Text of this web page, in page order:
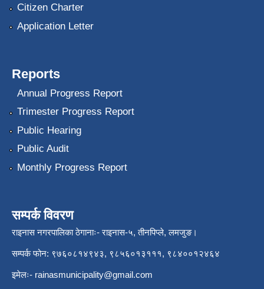
Citizen Charter
Application Letter
Reports
Annual Progress Report
Trimester Progress Report
Public Hearing
Public Audit
Monthly Progress Report
सम्पर्क विवरण
राइनास नगरपालिका ठेगानाः- राइनास-५, तीनपिप्ले, लमजुङ।
सम्पर्क फोन: ९७६०८१४९४३, ९८५६०१३१११, ९८४००१२४६४
इमेलः- rainasmunicipality@gmail.com